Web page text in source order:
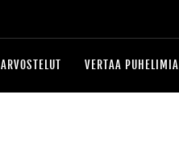
ARVOSTELUT VERTAA PUHELIMIA